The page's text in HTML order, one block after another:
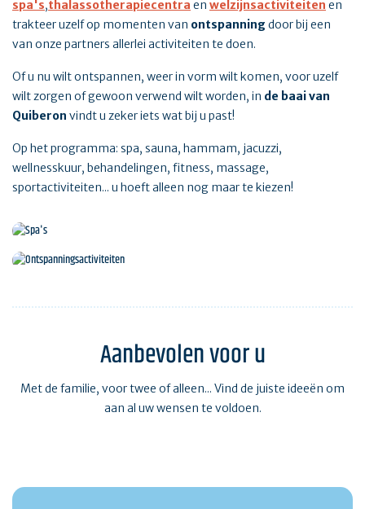
spa's,thalassotherapiecentra en welzijnsactiviteiten en
trakteer uzelf op momenten van ontspanning door bij een
van onze partners allerlei activiteiten te doen.
Of u nu wilt ontspannen, weer in vorm wilt komen, voor uzelf
wilt zorgen of gewoon verwend wilt worden, in de baai van
Quiberon vindt u zeker iets wat bij u past!
Op het programma: spa, sauna, hammam, jacuzzi,
wellnesskuur, behandelingen, fitness, massage,
sportactiviteiten... u hoeft alleen nog maar te kiezen!
Aanbevolen voor u
Met de familie, voor twee of alleen... Vind de juiste ideeën om
aan al uw wensen te voldoen.